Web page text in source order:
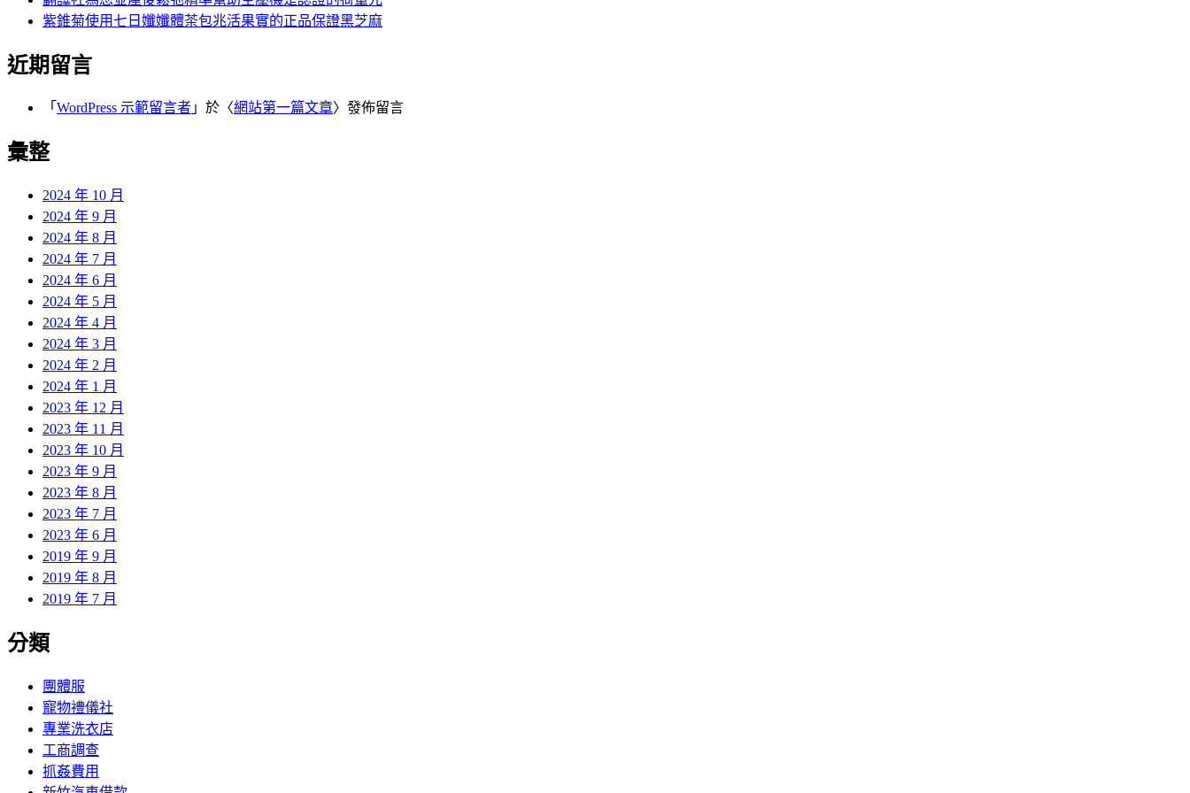
紫錐菊使用七日孅孅體茶包兆活果實的正品保證黑芝麻
近期留言
「 WordPress 示範留言者 」於〈網站第一篇文章〉發佈留言
彙整
2024 年 10 月
2024 年 9 月
2024 年 8 月
2024 年 7 月
2024 年 6 月
2024 年 5 月
2024 年 4 月
2024 年 3 月
2024 年 2 月
2024 年 1 月
2023 年 12 月
2023 年 11 月
2023 年 10 月
2023 年 9 月
2023 年 8 月
2023 年 7 月
2023 年 6 月
2019 年 9 月
2019 年 8 月
2019 年 7 月
分類
團體服
寵物禮儀社
專業洗衣店
工商調查
抓姦費用